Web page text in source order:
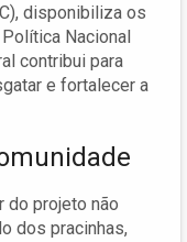
disponibiliza os
Nacional
contribui para
e fortalecer a
do projeto não
dos pracinhas,